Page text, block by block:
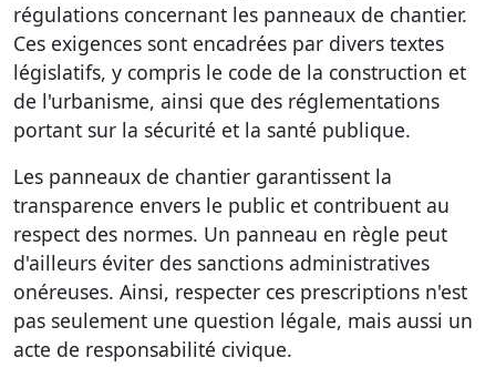
régulations concernant les panneaux de chantier.
Ces exigences sont encadrées par divers textes
législatifs, y compris le code de la construction et
de l'urbanisme, ainsi que des réglementations
portant sur la sécurité et la santé publique.
Les panneaux de chantier garantissent la
transparence envers le public et contribuent au
respect des normes. Un panneau en règle peut
d'ailleurs éviter des sanctions administratives
onéreuses. Ainsi, respecter ces prescriptions n'est
pas seulement une question légale, mais aussi un
acte de responsabilité civique.